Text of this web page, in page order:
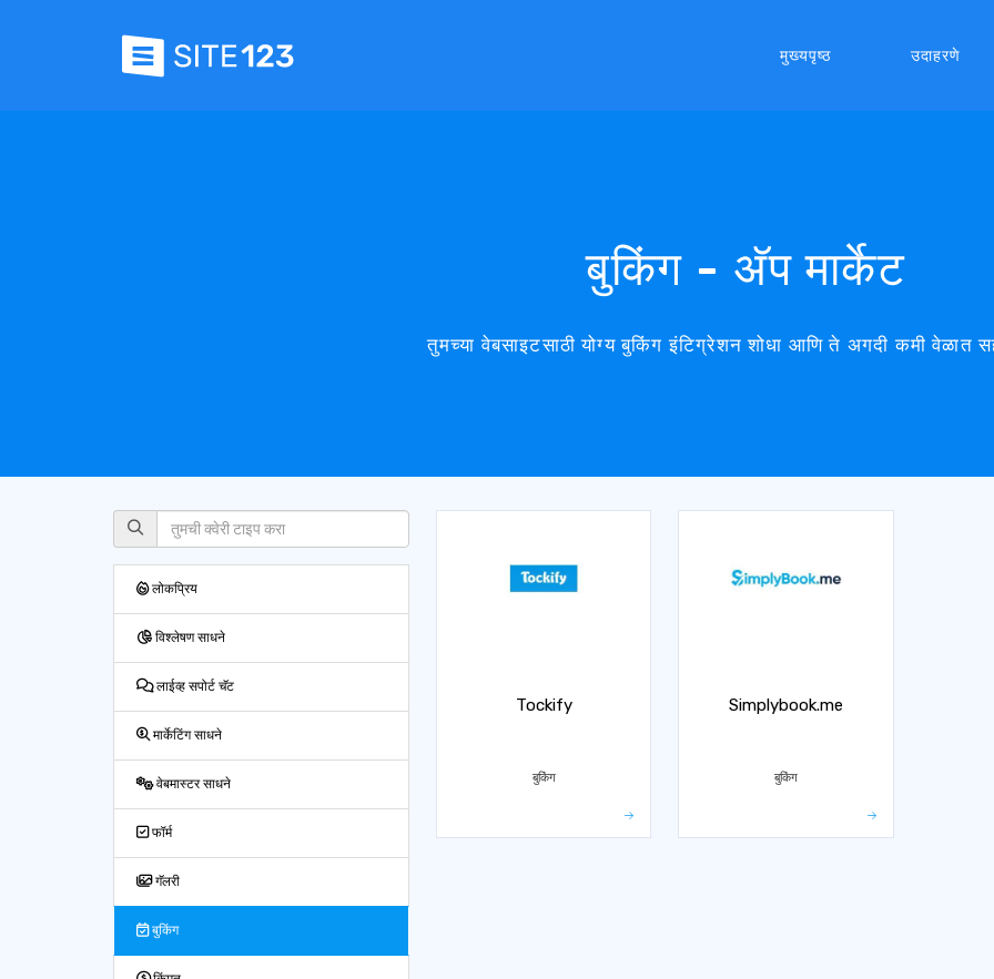
मुख्यपृष्ठ उदाहरणे
बुकिंग - अ‍ॅप मार्केट
तुमच्या वेबसाइटसाठी योग्य बुकिंग इंटिग्रेशन शोधा आणि ते अगदी कमी वेळात
लोकप्रिय
विश्लेषण साधने
लाईव्ह सपोर्ट चॅट
मार्केटिंग साधने
वेबमास्टर साधने
फॉर्म
गॅलरी
बुकिंग
Tockify
बुकिंग
Simplybook.me
बुकिंग